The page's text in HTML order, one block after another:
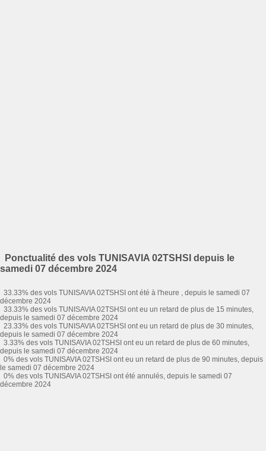
Ponctualité des vols TUNISAVIA 02TSHSI depuis le
samedi 07 décembre 2024
33.33% des vols TUNISAVIA 02TSHSI ont été à l'heure , depuis le samedi 07
décembre 2024
33.33% des vols TUNISAVIA 02TSHSI ont eu un retard de plus de 15 minutes,
depuis le samedi 07 décembre 2024
23.33% des vols TUNISAVIA 02TSHSI ont eu un retard de plus de 30 minutes,
depuis le samedi 07 décembre 2024
3.33% des vols TUNISAVIA 02TSHSI ont eu un retard de plus de 60 minutes,
depuis le samedi 07 décembre 2024
0% des vols TUNISAVIA 02TSHSI ont eu un retard de plus de 90 minutes, depuis
le samedi 07 décembre 2024
0% des vols TUNISAVIA 02TSHSI ont été annulés, depuis le samedi 07
décembre 2024